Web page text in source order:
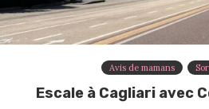
Avis de mamans
Escale à Cagliari avec